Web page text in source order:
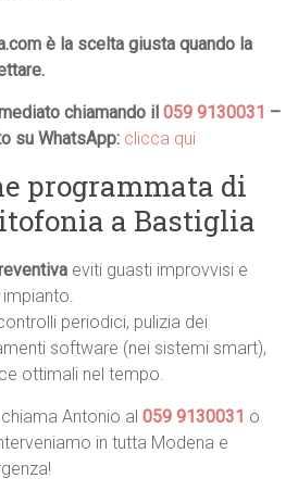
è la scelta giusta quando la
chiamando il059 9130031 –
su WhatsApp: clicca qui
programmata di
a Bastiglia
eviti guasti improvvisi e
periodici, pulizia dei
software (nei sistemi smart),
ottimali nel tempo.
chiama Antonio al059 9130031 o
in tutta Modena e